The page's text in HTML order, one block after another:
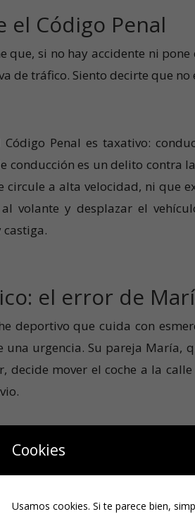
el Código Penal
que, si no hay accidente ni
de tráfico. Siento decirte que no
Penal es taxativo:
conducción es un delito contra
circule a alta velocidad, ni que
al volante y desplazar el
el error de
deportivo que cuida con
urgencia. Su pareja María,
decide mover el coche a la
se encuentra con un control
confiesa que no tiene
citación judicial como
Cookies
Usamos cookies. Si te parece bien,